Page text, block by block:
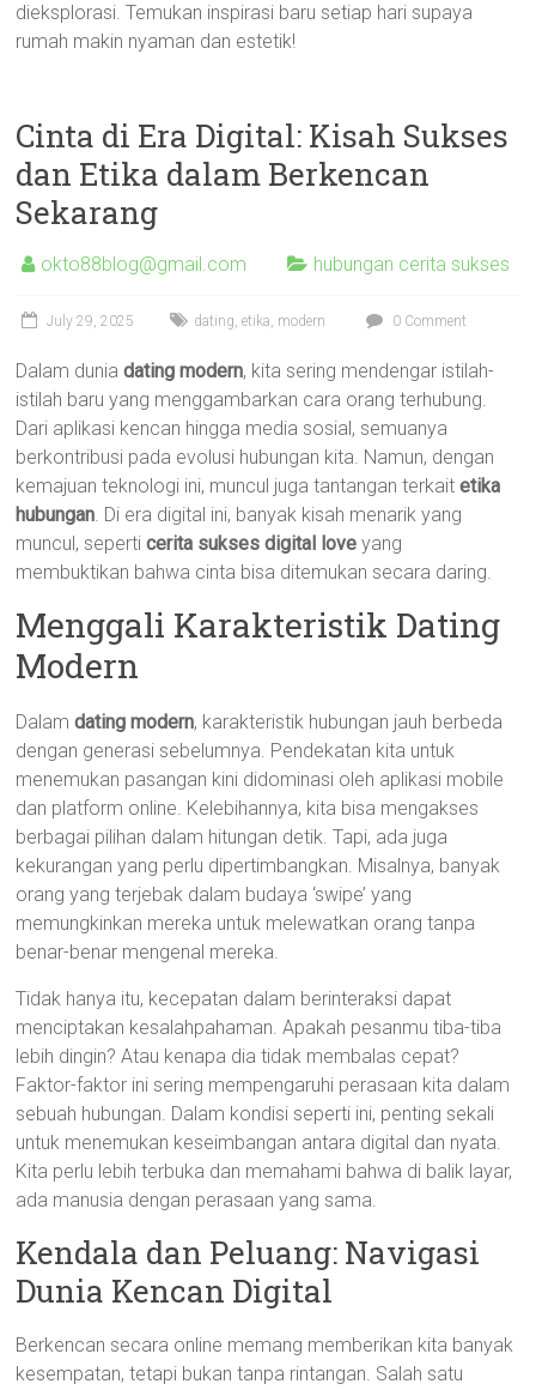
dieksplorasi. Temukan inspirasi baru setiap hari supaya
rumah makin nyaman dan estetik!
Cinta di Era Digital: Kisah Sukses
dan Etika dalam Berkencan
Sekarang
okto88blog@gmail.com hubungan cerita sukses
July 29, 2025 dating,etika, modern 0 Comment
Dalam duniadating modern, kita sering mendengar istilah-
istilah baru yang menggambarkan cara orang terhubung.
Dari aplikasi kencan hingga media sosial, semuanya
berkontribusi pada evolusi hubungan kita. Namun, dengan
kemajuan teknologi ini, muncul juga tantangan terkaitetika
hubungan. Di era digital ini, banyak kisah menarik yang
muncul, seperticerita sukses digital love yang
membuktikan bahwa cinta bisa ditemukan secara daring.
Menggali Karakteristik Dating
Modern
Dalamdating modern, karakteristik hubungan jauh berbeda
dengan generasi sebelumnya. Pendekatan kita untuk
menemukan pasangan kini didominasi oleh aplikasi mobile
dan platform online. Kelebihannya, kita bisa mengakses
berbagai pilihan dalam hitungan detik. Tapi, ada juga
kekurangan yang perlu dipertimbangkan. Misalnya, banyak
orang yang terjebak dalam budaya ‘swipe’ yang
memungkinkan mereka untuk melewatkan orang tanpa
benar-benar mengenal mereka.
Tidak hanya itu, kecepatan dalam berinteraksi dapat
menciptakan kesalahpahaman. Apakah pesanmu tiba-tiba
lebih dingin? Atau kenapa dia tidak membalas cepat?
Faktor-faktor ini sering mempengaruhi perasaan kita dalam
sebuah hubungan. Dalam kondisi seperti ini, penting sekali
untuk menemukan keseimbangan antara digital dan nyata.
Kita perlu lebih terbuka dan memahami bahwa di balik layar,
ada manusia dengan perasaan yang sama.
Kendala dan Peluang: Navigasi
Dunia Kencan Digital
Berkencan secara online memang memberikan kita banyak
kesempatan, tetapi bukan tanpa rintangan. Salah satu